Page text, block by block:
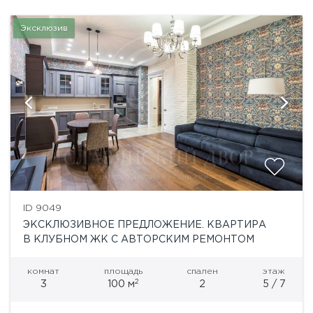
Эксклюзив
ID 9049
ЭКСКЛЮЗИВНОЕ ПРЕДЛОЖЕНИЕ. КВАРТИРА
В КЛУБНОМ ЖК С АВТОРСКИМ РЕМОНТОМ
комнат
3
площадь
100 м2
спален
2
этаж
5 / 7